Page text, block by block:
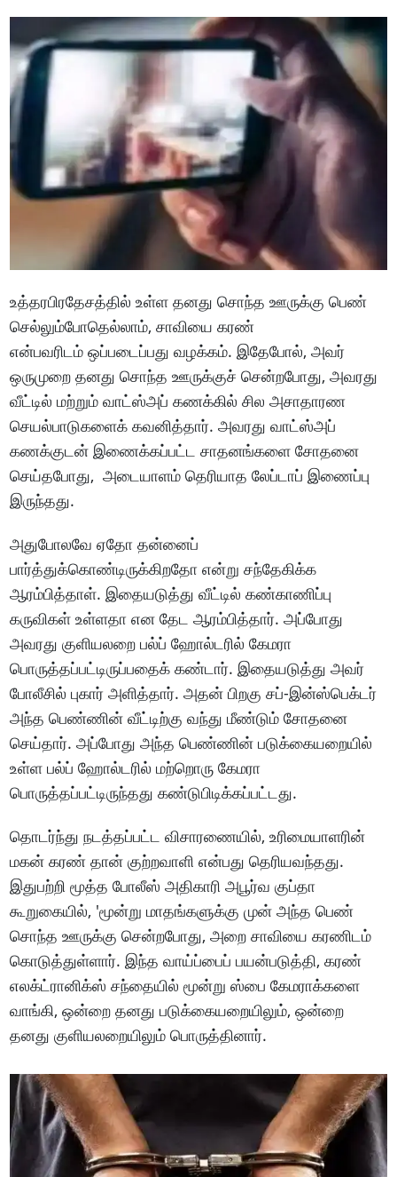
உத்தரபிரதேசத்தில் உள்ள தனது சொந்த ஊருக்கு பெண்
செல்லும்போதெல்லாம், சாவியை கரண்
என்பவரிடம் ஒப்படைப்பது வழக்கம். இதேபோல், அவர்
ஒருமுறை தனது சொந்த ஊருக்குச் சென்றபோது, ​​​​அவரது
வீட்டில் மற்றும் வாட்ஸ்அப் கணக்கில் சில அசாதாரண
செயல்பாடுகளைக் கவனித்தார். அவரது வாட்ஸ்அப்
கணக்குடன் இணைக்கப்பட்ட சாதனங்களை சோதனை
செய்தபோது, ​​ அடையாளம் தெரியாத லேப்டாப் இணைப்பு
இருந்தது.
அதுபோலவே ஏதோ தன்னைப்
பார்த்துக்கொண்டிருக்கிறதோ என்று சந்தேகிக்க
ஆரம்பித்தாள். இதையடுத்து வீட்டில் கண்காணிப்பு
கருவிகள் உள்ளதா என தேட ஆரம்பித்தார். அப்போது
அவரது குளியலறை பல்ப் ஹோல்டரில் கேமரா
பொருத்தப்பட்டிருப்பதைக் கண்டார். இதையடுத்து அவர்
போலீசில் புகார் அளித்தார். அதன் பிறகு சப்-இன்ஸ்பெக்டர்
அந்த பெண்ணின் வீட்டிற்கு வந்து மீண்டும் சோதனை
செய்தார். அப்போது அந்த பெண்ணின் படுக்கையறையில்
உள்ள பல்ப் ஹோல்டரில் மற்றொரு கேமரா
பொருத்தப்பட்டிருந்தது கண்டுபிடிக்கப்பட்டது.
தொடர்ந்து நடத்தப்பட்ட விசாரணையில், உரிமையாளரின்
மகன் கரண் தான் குற்றவாளி என்பது தெரியவந்தது.
இதுபற்றி மூத்த போலீஸ் அதிகாரி அபூர்வ குப்தா
கூறுகையில், 'மூன்று மாதங்களுக்கு முன் அந்த பெண்
சொந்த ஊருக்கு சென்றபோது, ​​அறை சாவியை கரணிடம்
கொடுத்துள்ளார். இந்த வாய்ப்பைப் பயன்படுத்தி, கரண்
எலக்ட்ரானிக்ஸ் சந்தையில் மூன்று ஸ்பை கேமராக்களை
வாங்கி, ஒன்றை தனது படுக்கையறையிலும், ஒன்றை
தனது குளியலறையிலும் பொருத்தினார்.